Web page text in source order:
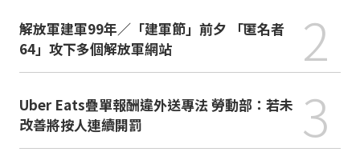
解放軍建軍99年／「建軍節」前夕 「匿名者
64」攻下多個解放軍網站
2
Uber Eats疊單報酬違外送專法 勞動部：若未
改善將按人連續開罰
3